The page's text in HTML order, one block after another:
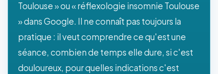
Toulouse » ou « réflexologie insomnie Toulouse
» dans Google. Il ne connaît pas toujours la
pratique : il veut comprendre ce qu'est une
séance, combien de temps elle dure, si c'est
douloureux, pour quelles indications c'est